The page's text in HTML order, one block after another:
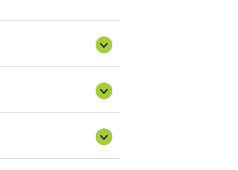
amennyiben az ügyfél